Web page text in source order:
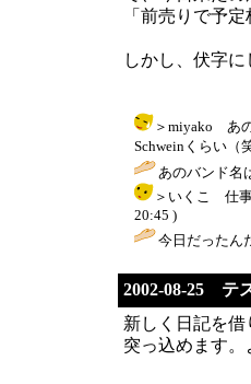
「前売りで予
しかし、伏字
＞miyako あ
Schweinくらい（
あのバンド名
＞いくこ 仕事
20:45 )
今日だったん
2002-08-25 テ
新しく日記を借
突っ込めます